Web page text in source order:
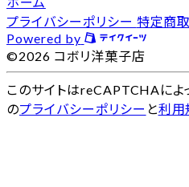
プライバシーポリシー 特定商
Powered by
©2026 コボリ洋菓子店
このサイトはreCAPTCHAによ
のプライバシーポリシー と利用